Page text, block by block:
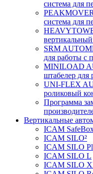
система для
система для
SRM
для работы с
MINILOAD
штабелер для
UNI-FLEX
роликовый
Программа
Вертикальные
ICAM
ICAM SILO²
ICAM SILO
ICAM SILO L
ICAM SILO